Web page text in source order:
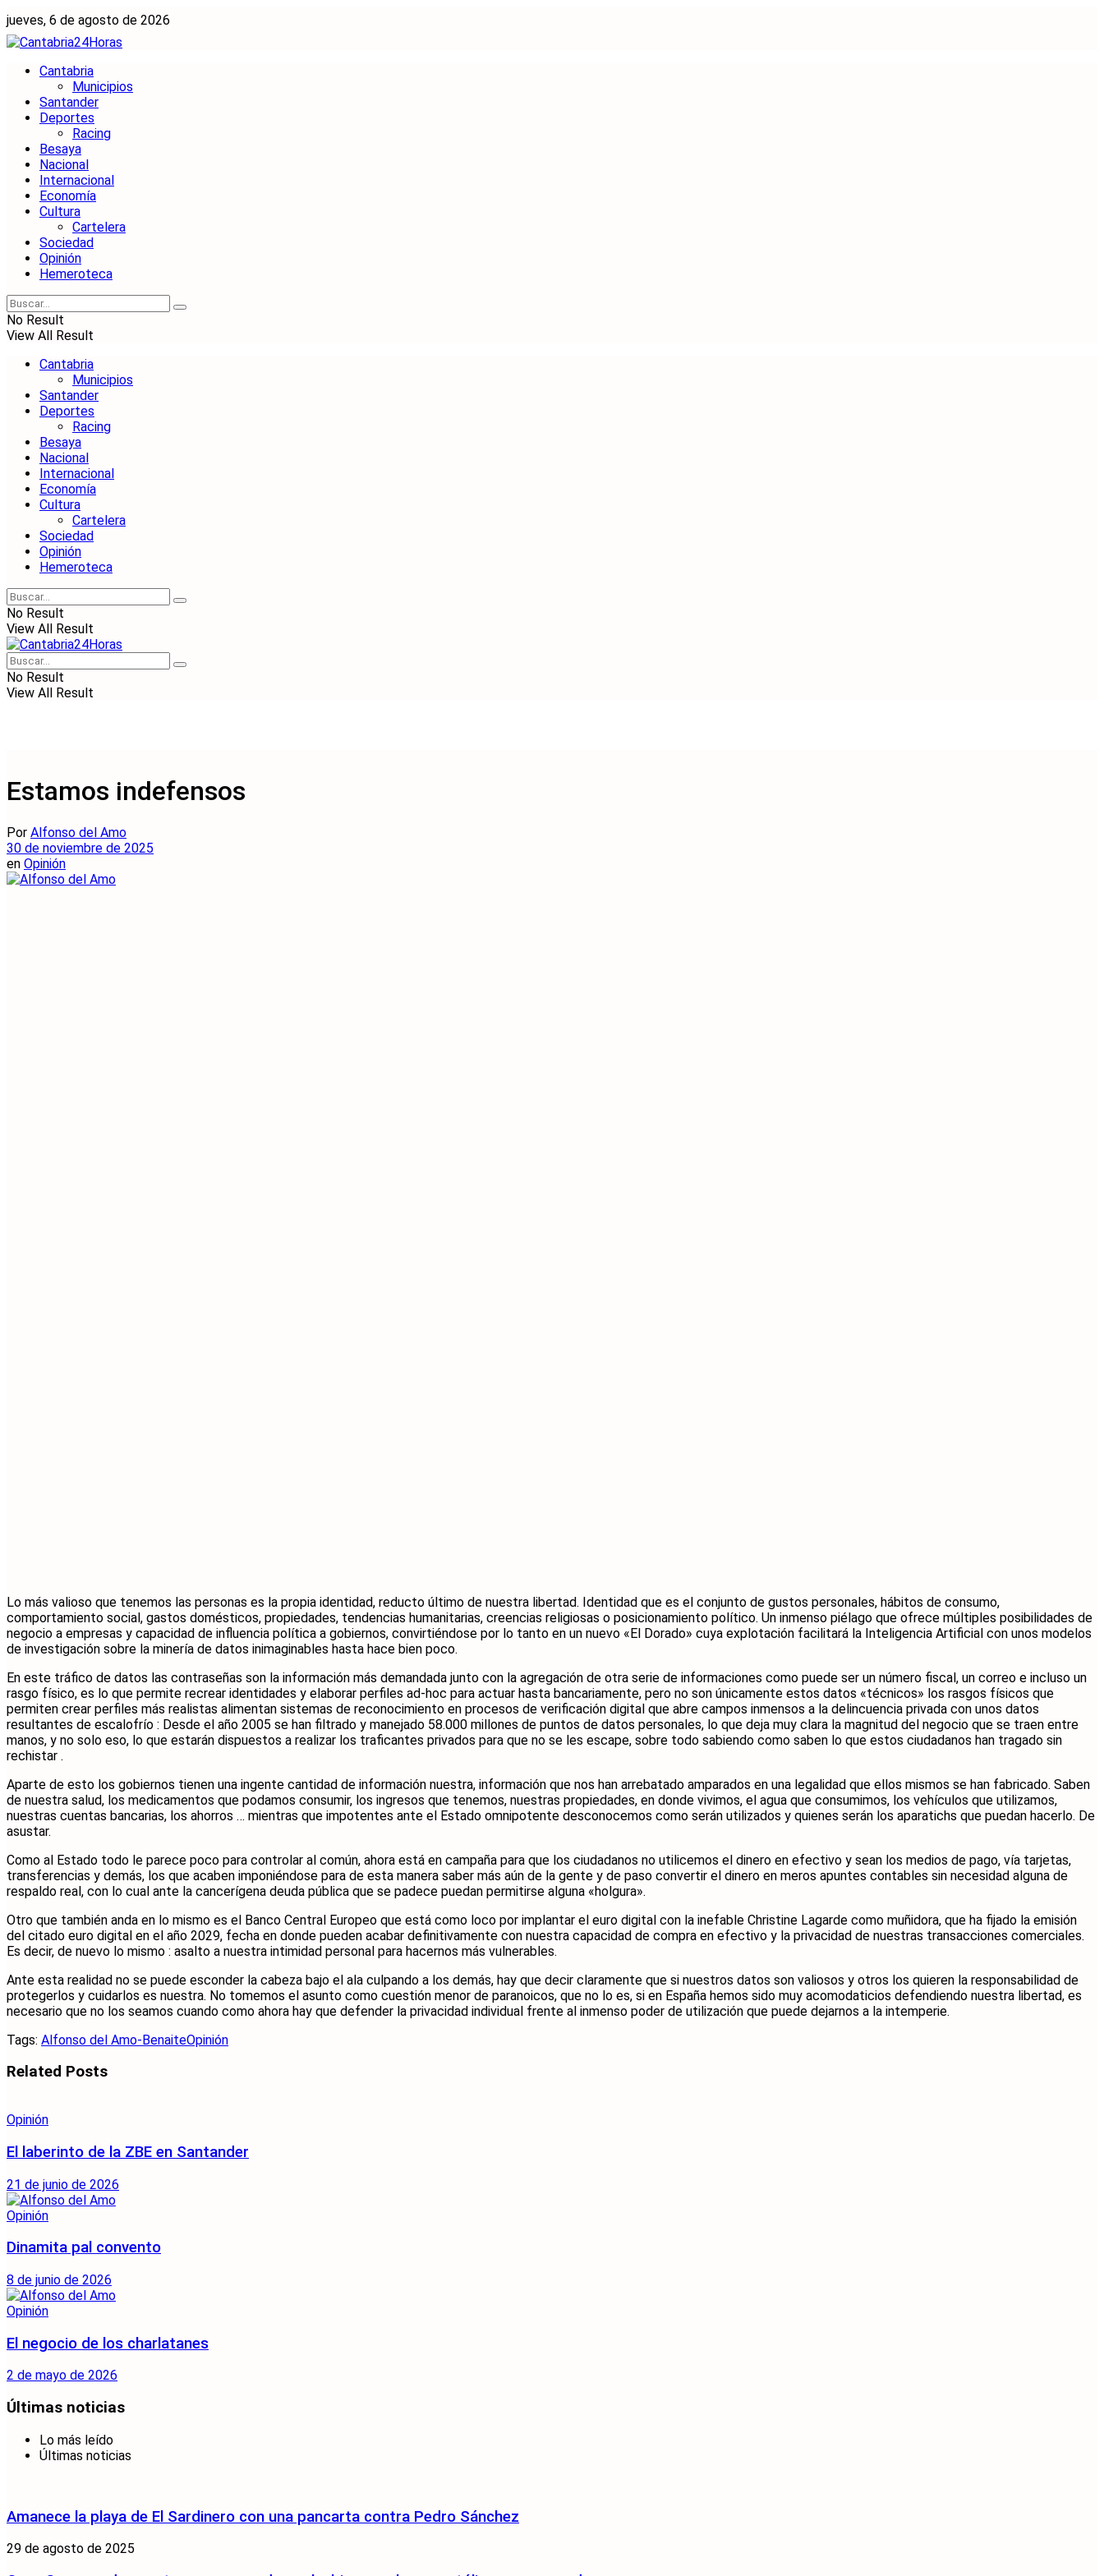
jueves, 6 de agosto de 2026
Cantabria
Municipios
Santander
Deportes
Racing
Besaya
Nacional
Internacional
Economía
Cultura
Cartelera
Sociedad
Opinión
Hemeroteca
No Result
View All Result
Cantabria
Municipios
Santander
Deportes
Racing
Besaya
Nacional
Internacional
Economía
Cultura
Cartelera
Sociedad
Opinión
Hemeroteca
No Result
View All Result
No Result
View All Result
Estamos indefensos
Por Alfonso del Amo
30 de noviembre de 2025
en Opinión
Lo más valioso que tenemos las personas es la propia identidad, reducto último de nuestra libertad. Identidad que es el conjunto de gustos personales, hábitos de consumo,
comportamiento social, gastos domésticos, propiedades, tendencias humanitarias, creencias religiosas o posicionamiento político. Un inmenso piélago que ofrece múltiples posibilidades de
negocio a empresas y capacidad de influencia política a gobiernos, convirtiéndose por lo tanto en un nuevo «El Dorado» cuya explotación facilitará la Inteligencia Artificial con unos modelos
de investigación sobre la minería de datos inimaginables hasta hace bien poco.
En este tráfico de datos las contraseñas son la información más demandada junto con la agregación de otra serie de informaciones como puede ser un número fiscal, un correo e incluso un
rasgo físico, es lo que permite recrear identidades y elaborar perfiles ad-hoc para actuar hasta bancariamente, pero no son únicamente estos datos «técnicos» los rasgos físicos que
permiten crear perfiles más realistas alimentan sistemas de reconocimiento en procesos de verificación digital que abre campos inmensos a la delincuencia privada con unos datos
resultantes de escalofrío : Desde el año 2005 se han filtrado y manejado 58.000 millones de puntos de datos personales, lo que deja muy clara la magnitud del negocio que se traen entre
manos, y no solo eso, lo que estarán dispuestos a realizar los traficantes privados para que no se les escape, sobre todo sabiendo como saben lo que estos ciudadanos han tragado sin
rechistar .
Aparte de esto los gobiernos tienen una ingente cantidad de información nuestra, información que nos han arrebatado amparados en una legalidad que ellos mismos se han fabricado. Saben
de nuestra salud, los medicamentos que podamos consumir, los ingresos que tenemos, nuestras propiedades, en donde vivimos, el agua que consumimos, los vehículos que utilizamos,
nuestras cuentas bancarias, los ahorros … mientras que impotentes ante el Estado omnipotente desconocemos como serán utilizados y quienes serán los aparatichs que puedan hacerlo. De
asustar.
Como al Estado todo le parece poco para controlar al común, ahora está en campaña para que los ciudadanos no utilicemos el dinero en efectivo y sean los medios de pago, vía tarjetas,
transferencias y demás, los que acaben imponiéndose para de esta manera saber más aún de la gente y de paso convertir el dinero en meros apuntes contables sin necesidad alguna de
respaldo real, con lo cual ante la cancerígena deuda pública que se padece puedan permitirse alguna «holgura».
Otro que también anda en lo mismo es el Banco Central Europeo que está como loco por implantar el euro digital con la inefable Christine Lagarde como muñidora, que ha fijado la emisión
del citado euro digital en el año 2029, fecha en donde pueden acabar definitivamente con nuestra capacidad de compra en efectivo y la privacidad de nuestras transacciones comerciales.
Es decir, de nuevo lo mismo : asalto a nuestra intimidad personal para hacernos más vulnerables.
Ante esta realidad no se puede esconder la cabeza bajo el ala culpando a los demás, hay que decir claramente que si nuestros datos son valiosos y otros los quieren la responsabilidad de
protegerlos y cuidarlos es nuestra. No tomemos el asunto como cuestión menor de paranoicos, que no lo es, si en España hemos sido muy acomodaticios defendiendo nuestra libertad, es
necesario que no los seamos cuando como ahora hay que defender la privacidad individual frente al inmenso poder de utilización que puede dejarnos a la intemperie.
Tags: Alfonso del Amo-BenaiteOpinión
Related Posts
Opinión
El laberinto de la ZBE en Santander
21 de junio de 2026
Opinión
Dinamita pal convento
8 de junio de 2026
Opinión
El negocio de los charlatanes
2 de mayo de 2026
Últimas noticias
Lo más leído
Últimas noticias
Amanece la playa de El Sardinero con una pancarta contra Pedro Sánchez
29 de agosto de 2025